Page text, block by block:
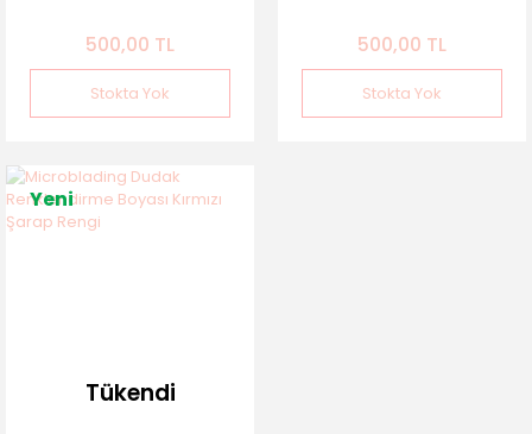
500,00 TL
Stokta Yok
500,00 TL
Stokta Yok
Yeni
Tükendi